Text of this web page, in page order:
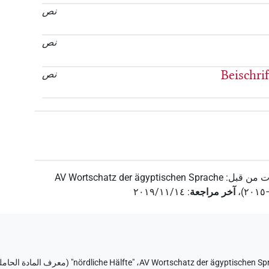
نص
نص
نص
من قبل:
AV Wortschatz der ägyptischen Sprache
،آخر مراجعة: ٢٠١٩/١١/١٤
AV Wortschatz der ägyptischen،"nördliche Hälfte" ( معرف المادة